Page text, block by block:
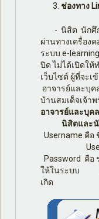
ช่องทาง
- นิสิต นักศึกษ
ผ่านทางเครื่อง
ระบบ e-
ปิด ไม่ได้เปิดให้
เว็บไซต์ ผู้ที่จะ
อาจารย์และบุ
บ้านสมเด็จเจ้า
อาจาร
นิสิตและนัก
Username คื
Password คือ
ให้ในระบบ
เกิด